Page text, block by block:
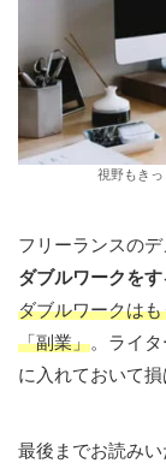
視野もき
フリーランスの
ダブルワークを
ダブルワークは
「副業」。ライ
に入れておいて損
最後までお読み